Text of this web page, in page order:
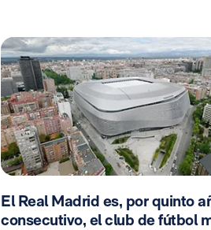
El Real Madrid es, por quinto
consecutivo, el club de fútbol